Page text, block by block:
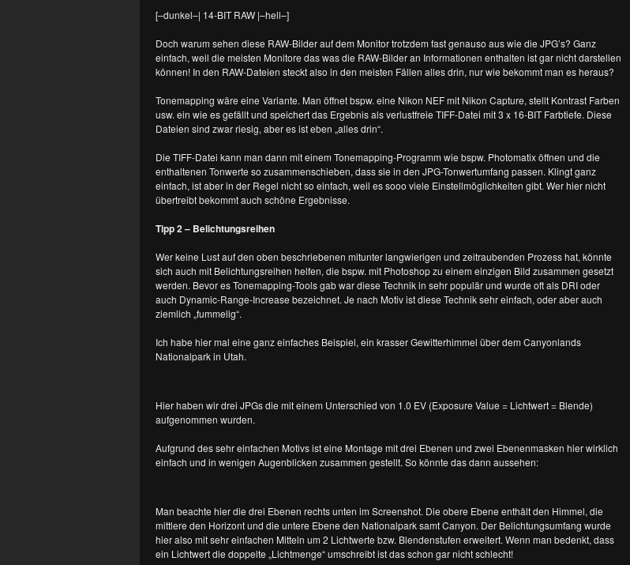
[–dunkel–| 14-BIT RAW |–hell–]
Doch warum sehen diese RAW-Bilder auf dem Monitor trotzdem fast genauso aus wie die JPG’s? Ganz
einfach, weil die meisten Monitore das was die RAW-Bilder an Informationen enthalten ist gar nicht darstellen
können! In den RAW-Dateien steckt also in den meisten Fällen alles drin, nur wie bekommt man es heraus?
Tonemapping wäre eine Variante. Man öffnet bspw. eine Nikon NEF mit Nikon Capture, stellt Kontrast Farben
usw. ein wie es gefällt und speichert das Ergebnis als verlustfreie TIFF-Datei mit 3 x 16-BIT Farbtiefe. Diese
Dateien sind zwar riesig, aber es ist eben „alles drin“.
Die TIFF-Datei kann man dann mit einem Tonemapping-Programm wie bspw. Photomatix öffnen und die
enthaltenen Tonwerte so zusammenschieben, dass sie in den JPG-Tonwertumfang passen. Klingt ganz
einfach, ist aber in der Regel nicht so einfach, weil es sooo viele Einstellmöglichkeiten gibt. Wer hier nicht
übertreibt bekommt auch schöne Ergebnisse.
Tipp 2 – Belichtungsreihen
Wer keine Lust auf den oben beschriebenen mitunter langwierigen und zeitraubenden Prozess hat, könnte
sich auch mit Belichtungsreihen helfen, die bspw. mit Photoshop zu einem einzigen Bild zusammen gesetzt
werden. Bevor es Tonemapping-Tools gab war diese Technik in sehr populär und wurde oft als DRI oder
auch Dynamic-Range-Increase bezeichnet. Je nach Motiv ist diese Technik sehr einfach, oder aber auch
ziemlich „fummelig“.
Ich habe hier mal eine ganz einfaches Beispiel, ein krasser Gewitterhimmel über dem Canyonlands
Nationalpark in Utah.
Hier haben wir drei JPGs die mit einem Unterschied von 1.0 EV (Exposure Value = Lichtwert = Blende)
aufgenommen wurden.
Aufgrund des sehr einfachen Motivs ist eine Montage mit drei Ebenen und zwei Ebenenmasken hier wirklich
einfach und in wenigen Augenblicken zusammen gestellt. So könnte das dann aussehen:
Man beachte hier die drei Ebenen rechts unten im Screenshot. Die obere Ebene enthält den Himmel, die
mittlere den Horizont und die untere Ebene den Nationalpark samt Canyon. Der Belichtungsumfang wurde
hier also mit sehr einfachen Mitteln um 2 Lichtwerte bzw. Blendenstufen erweitert. Wenn man bedenkt, dass
ein Lichtwert die doppelte „Lichtmenge“ umschreibt ist das schon gar nicht schlecht!